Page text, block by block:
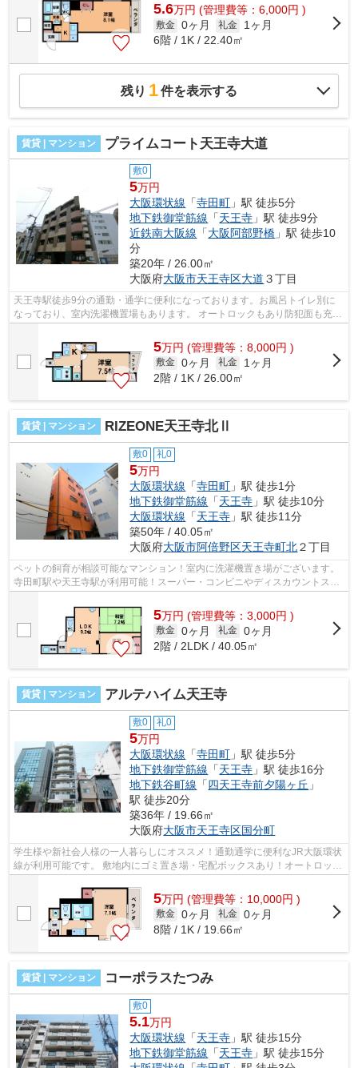
5.6万円 (管理費等：6,000円 )
敷金 0ヶ月 礼金
1ヶ月
6階 / 1K / 22.40㎡
残り 1件を表示する
賃貸 | マンション プライムコート天王寺大道
敷0
5万円
大阪環状線 「寺田町 」駅 徒歩5分
地下鉄御堂筋線 「天王寺 」駅 徒歩9分
近鉄南大阪線 「大阪阿部野橋 」駅 徒歩10
分
築20年 / 26.00㎡
大阪府大阪市天王寺区大道 ３丁目
天王寺駅徒歩9分の通勤・通学に便利になっております。お風呂トイレ別に
なっており、室内洗濯機置場もあります。 オートロックもあり防犯面も充実
5万円 (管理費等：8,000円 )
敷金 0ヶ月 礼金
1ヶ月
2階 / 1K / 26.00㎡
賃貸 | マンション RIZEONE天王寺北Ⅱ
敷0 礼0
5万円
大阪環状線 「寺田町 」駅 徒歩1分
地下鉄御堂筋線 「天王寺 」駅 徒歩10分
大阪環状線 「天王寺 」駅 徒歩11分
築50年 / 40.05㎡
大阪府大阪市阿倍野区天王寺町北２丁目
ペットの飼育が相談可能なマンション！室内に洗濯機置き場がございます。
寺田町駅や天王寺駅が利用可能！スーパー・コンビニやディスカウントスト
5万円 (管理費等：3,000円 )
敷金 0ヶ月 礼金 0ヶ月
2階 / 2LDK / 40.05㎡
賃貸 | マンション アルテハイム天王寺
敷0 礼0
5万円
大阪環状線 「寺田町 」駅 徒歩5分
地下鉄御堂筋線 「天王寺 」駅 徒歩16分
地下鉄谷町線 「四天王寺前夕陽ヶ丘 」
駅 徒歩20分
築36年 / 19.66㎡
大阪府大阪市天王寺区国分町
学生様や新社会人様の一人暮らしにオススメ！通勤通学に便利なJR大阪環状
線が利用可能です。 敷地内にゴミ置き場・宅配ボックスあり！オートロック
5万円 (管理費等：10,000円 )
敷金 0ヶ月 礼金 0ヶ月
8階 / 1K / 19.66㎡
賃貸 | マンション コーポラスたつみ
敷0
5.1万円
大阪環状線 「天王寺 」駅 徒歩15分
地下鉄御堂筋線 「天王寺 」駅 徒歩15分